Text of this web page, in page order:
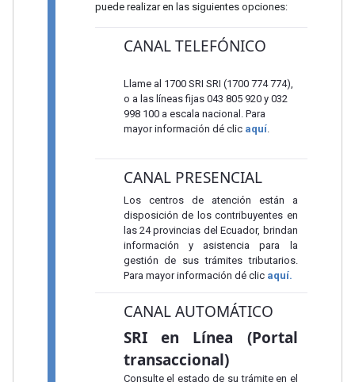
puede realizar en las siguientes opciones:
CANAL TELEFÓNICO
Llame al 1700 SRI SRI (1700 774 774),
o a las líneas fijas 043 805 920 y 032
998 100 a escala nacional. Para
mayor información dé clic aquí.
CANAL PRESENCIAL
Los centros de atención están a
disposición de los contribuyentes en
las 24 provincias del Ecuador, brindan
información y asistencia para la
gestión de sus trámites tributarios.
Para mayor información dé clic aquí.
CANAL AUTOMÁTICO
SRI en Línea (Portal
transaccional)
Consulte el estado de su trámite en el